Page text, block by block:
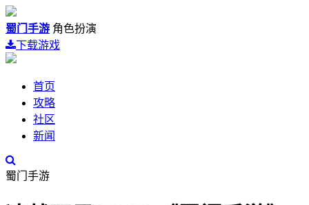
蜀门手游 角色扮演
下载游戏
首页
攻略
社区
新闻
蜀门手游